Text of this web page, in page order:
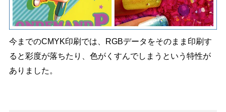
今までのCMYK印刷では、RGBデータをそのまま印刷す
ると彩度が落ちたり、 色がくすんでしまうという特性が
ありました。